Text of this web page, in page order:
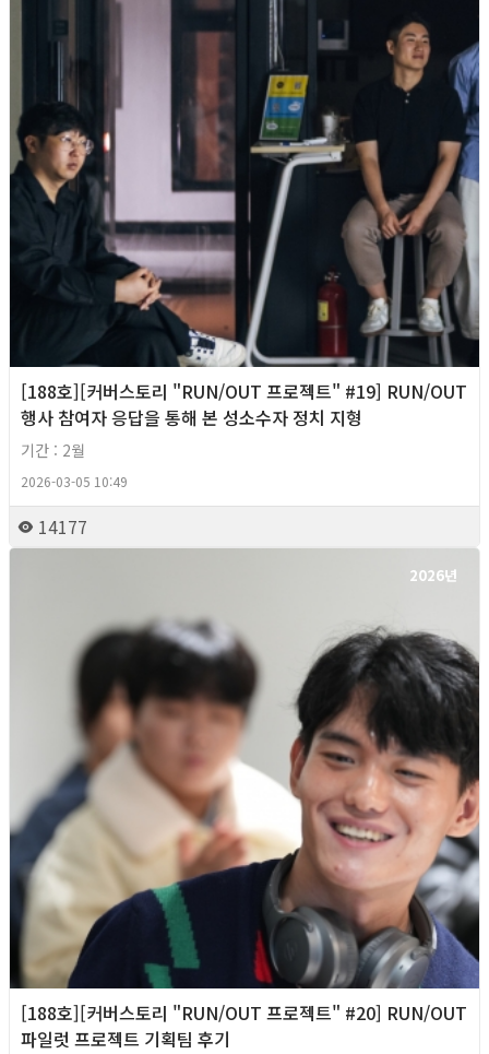
[188호][커버스토리 "RUN/OUT 프로젝트" #19] RUN/OUT
행사 참여자 응답을 통해 본 성소수자 정치 지형
기간 : 2월
2026-03-05 10:49
14177
2026년
[188호][커버스토리 "RUN/OUT 프로젝트" #20] RUN/OUT
파일럿 프로젝트 기획팀 후기